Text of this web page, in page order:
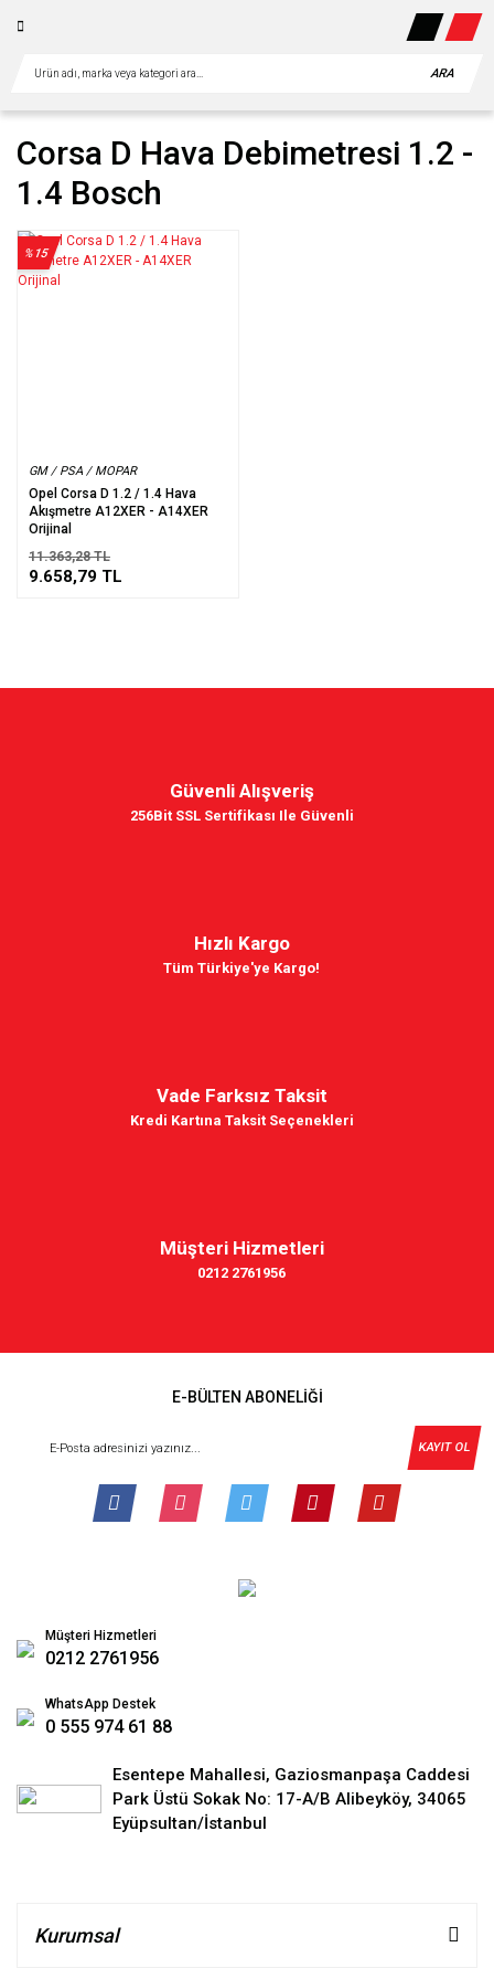
ARA
Corsa D Hava Debimetresi 1.2 -
1.4 Bosch
GM / PSA / MOPAR
Opel Corsa D 1.2 / 1.4 Hava
Akışmetre A12XER - A14XER
Orijinal
%15
11.363,28 TL
9.658,79 TL
Güvenli Alışveriş
256Bit SSL Sertifikası Ile Güvenli
Hızlı Kargo
Tüm Türkiye'ye Kargo!
Vade Farksız Taksit
Kredi Kartına Taksit Seçenekleri
Müşteri Hizmetleri
0212 2761956
E-BÜLTEN ABONELİĞİ
KAYIT OL
Müşteri Hizmetleri
0212 2761956
WhatsApp Destek
0 555 974 61 88
Esentepe Mahallesi, Gaziosmanpaşa Caddesi
Park Üstü Sokak No: 17-A/B Alibeyköy, 34065
Eyüpsultan/İstanbul
Kurumsal